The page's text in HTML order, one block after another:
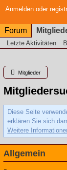
Anmelden oder
Forum
Letzte Aktivitäten
Mitglieder
Diese Seite
erklären Sie sich
Weitere
Allgemein